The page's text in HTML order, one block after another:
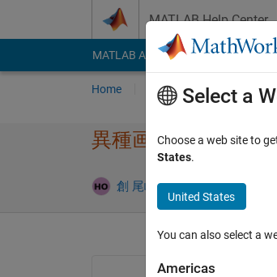
MATLAB Help Center
MATLAB Answers File Exchange
Home Ask Answer
異種画像を用いた
創 尾崎 5 Jan 2022 1
Select a
Choose a web site to
States.
United States
You can also select a
Americas